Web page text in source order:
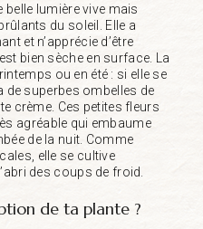
belle lumière vive mais
du soleil. Elle a
et n’apprécie d’être
bien sèche en surface. La
ou en été : si elle se
de superbes ombelles de
crème. Ces petites fleurs
agréable qui embaume
de la nuit. Comme
elle se cultive
des coups de froid.
de ta plante ?